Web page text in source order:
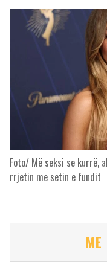
Foto/ Më seksi se kurrë,
rrjetin me setin e fundit